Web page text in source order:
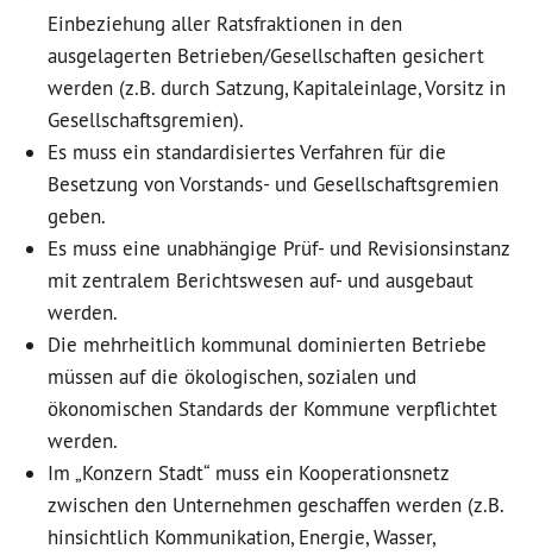
Einbeziehung aller Ratsfraktionen in den
ausgelagerten Betrieben/Gesellschaften gesichert
werden (z.B. durch Satzung, Kapitaleinlage, Vorsitz in
Gesellschaftsgremien).
Es muss ein standardisiertes Verfahren für die
Besetzung von Vorstands- und Gesellschaftsgremien
geben.
Es muss eine unabhängige Prüf- und Revisionsinstanz
mit zentralem Berichtswesen auf- und ausgebaut
werden.
Die mehrheitlich kommunal dominierten Betriebe
müssen auf die ökologischen, sozialen und
ökonomischen Standards der Kommune verpflichtet
werden.
Im „Konzern Stadt“ muss ein Kooperationsnetz
zwischen den Unternehmen geschaffen werden (z.B.
hinsichtlich Kommunikation, Energie, Wasser,